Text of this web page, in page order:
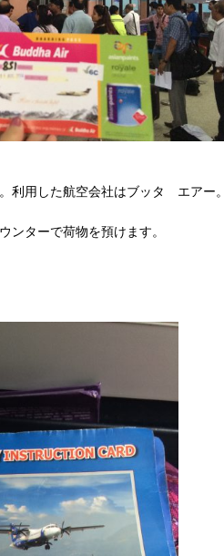
利用した航空会社はブッタ エアー。
ンターで荷物を預けます。